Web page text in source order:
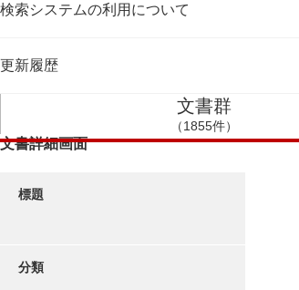
検索システムの利用について
更新履歴
文書群
（1855件）
文書詳細画面
標題
分類